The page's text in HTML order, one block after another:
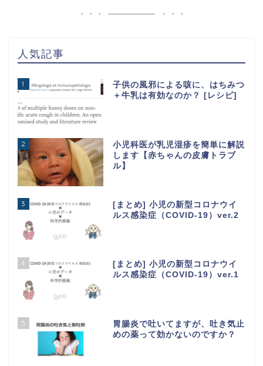
人気記事
1
子供の風邪による咳に、はちみつ
＋牛乳は有効なのか？ [レシピ]
2
小児科医が乳児湿疹を簡単に解説
します【赤ちゃんの皮膚トラブ
ル】
3
[まとめ] 小児の新型コロナウイ
ルス感染症（COVID-19）ver.2
4
[まとめ] 小児の新型コロナウイ
ルス感染症（COVID-19）ver.1
5
胃腸炎で吐いてますが、吐き気止
めの薬って効かないのですか？